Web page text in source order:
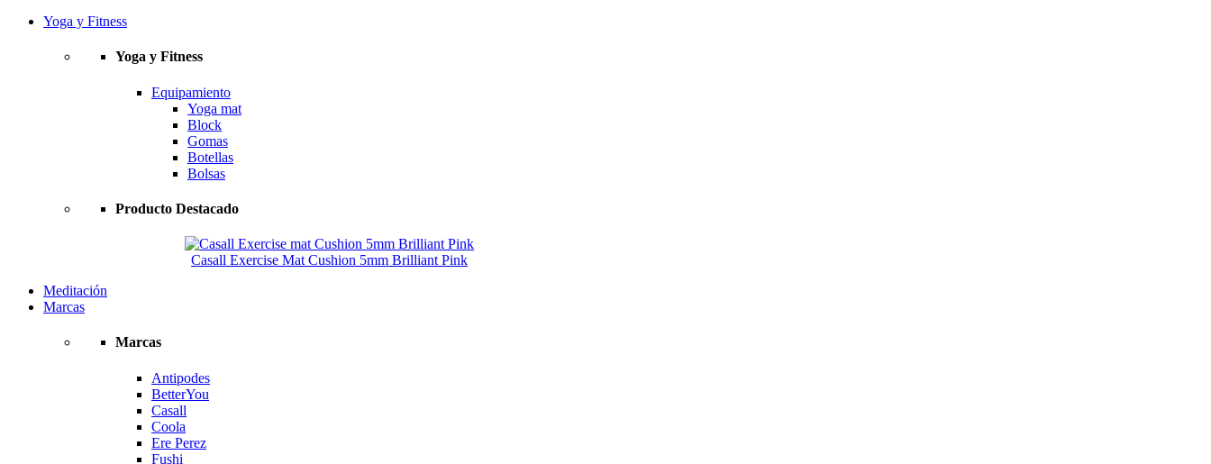
Yoga y Fitness
Yoga y Fitness
Equipamiento
Yoga mat
Block
Gomas
Botellas
Bolsas
Producto Destacado
Casall Exercise Mat Cushion 5mm Brilliant Pink
Meditación
Marcas
Marcas
Antipodes
BetterYou
Casall
Coola
Ere Perez
Fushi